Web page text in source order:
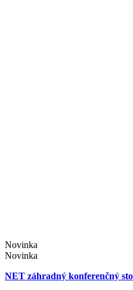
Novinka
Novinka
NET záhradný konferenčný